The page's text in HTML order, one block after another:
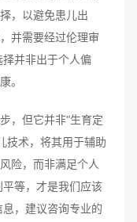
，以避免患儿出
并需要经过伦理审
并非出于个人偏
。
，但它并非“生育定
技术，将其用于辅助
险，而非满足个人
等，才是我们应该
，建议咨询专业的